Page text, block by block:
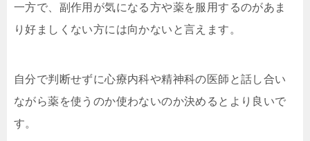
一方で、副作用が気になる方や薬を服用するのがあま
り好ましくない方には向かないと言えます。
自分で判断せずに心療内科や精神科の医師と話し合い
ながら薬を使うのか使わないのか決めるとより良いで
す。